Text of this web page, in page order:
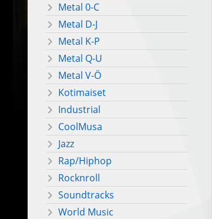
Metal 0-C
Metal D-J
Metal K-P
Metal Q-U
Metal V-Ö
Kotimaiset
Industrial
CoolMusa
Jazz
Rap/Hiphop
Rocknroll
Soundtracks
World Music